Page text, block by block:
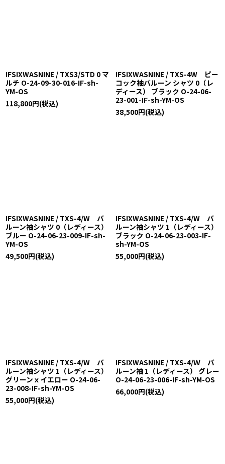
IFSIXWASNINE / TXS3/STD 0 マ
ルチ O-24-09-30-016-IF-sh-
YM-OS
118,800円(税込)
IFSIXWASNINE / TXS-4W ピー
コック袖バルーン シャツ 0（レ
ディース） ブラック O-24-06-
23-001-IF-sh-YM-OS
38,500円(税込)
IFSIXWASNINE / TXS-4/W バ
ルーン袖シャツ 0（レディース）
ブルー O-24-06-23-009-IF-sh-
YM-OS
49,500円(税込)
IFSIXWASNINE / TXS-4/W バ
ルーン袖シャツ 1（レディース）
ブラック O-24-06-23-003-IF-
sh-YM-OS
55,000円(税込)
IFSIXWASNINE / TXS-4/W バ
ルーン袖シャツ 1（レディース）
グリーンｘイエロー O-24-06-
23-008-IF-sh-YM-OS
55,000円(税込)
IFSIXWASNINE / TXS-4/Ｗ バ
ルーン袖 1（レディース） グレー
O-24-06-23-006-IF-sh-YM-OS
66,000円(税込)